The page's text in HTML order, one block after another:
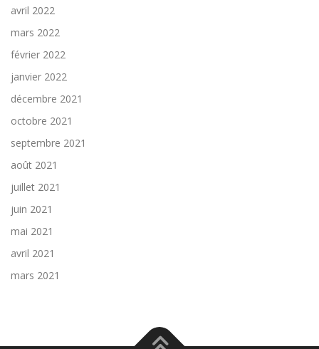
avril 2022
mars 2022
février 2022
janvier 2022
décembre 2021
octobre 2021
septembre 2021
août 2021
juillet 2021
juin 2021
mai 2021
avril 2021
mars 2021